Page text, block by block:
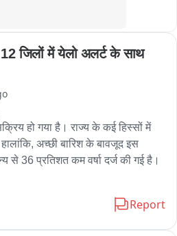
जिलों में येलो अलर्ट के साथ
हो गया है। राज्य के कई हिस्सों में
अच्छी बारिश के बावजूद इस
से 36 प्रतिशत कम वर्षा दर्ज की गई है।
चमक के साथ बारिश और 30 से 40 Report